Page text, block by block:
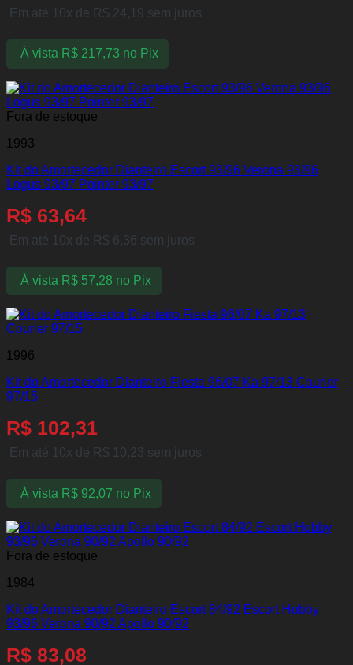
Em até 10x de R$ 24,19 sem juros
À vista R$217,73 no Pix
Fora de estoque
1993
Kit do Amortecedor Dianteiro Escort 93/96 Verona 93/96
Logus 93/97 Pointer 93/97
R$ 63,64
Em até 10x de R$ 6,36 sem juros
À vista R$57,28 no Pix
1996
Kit do Amortecedor Dianteiro Fiesta 96/07 Ka 97/13 Courier
97/15
R$ 102,31
Em até 10x de R$ 10,23 sem juros
À vista R$92,07 no Pix
Fora de estoque
1984
Kit do Amortecedor Dianteiro Escort 84/92 Escort Hobby
93/96 Verona 90/92 Apollo 90/92
R$ 83,08